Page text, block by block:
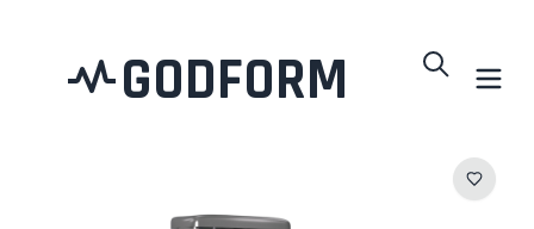
GODFORM